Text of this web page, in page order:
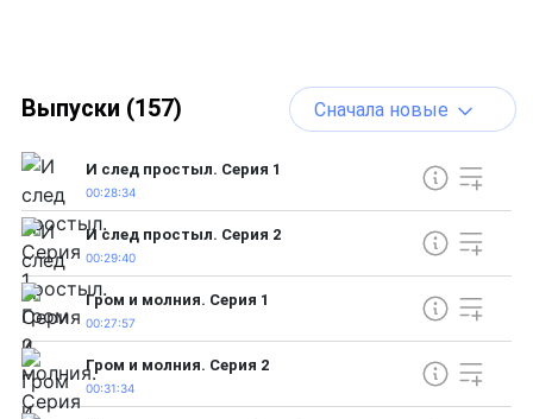
Выпуски (157) Сначала новые
И след простыл. Серия 1
00:28:34
И след простыл. Серия 2
00:29:40
Гром и молния. Серия 1
00:27:57
Гром и молния. Серия 2
00:31:34